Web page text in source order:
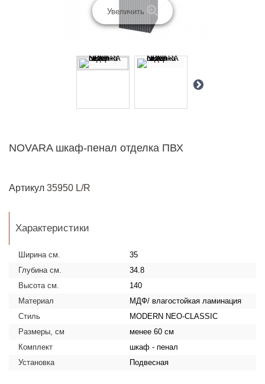
Увеличить
NOVARA шкаф-пенал отделка ПВХ
Артикул 35950 L/R
Характеристики
Ширина см.
35
Глубина см.
34.8
Высота см.
140
Материал
МДФ/ влагостойкая ламинация
Стиль
MODERN NEO-CLASSIC
Размеры, см
менее 60 см
Комплект
шкаф - пенал
Установка
Подвесная